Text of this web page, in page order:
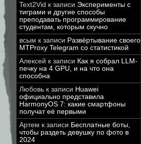
Text2Vid к записи Эксперименты с
тиграми и другие способы
преподавать программирование
студентам, которым скучно
всым к записи Развёртывание своего
MTProxy Telegram со статистикой
Алексей к записи Как я собрал LLM-
печку на 4 GPU, и на что она
способна
Любовь к записи Huawei
официально представила
HarmonyOS 7: какие смартфоны
получат её первыми
Артем к записи Бесплатные боты,
чтобы раздеть девушку по фото в
2024